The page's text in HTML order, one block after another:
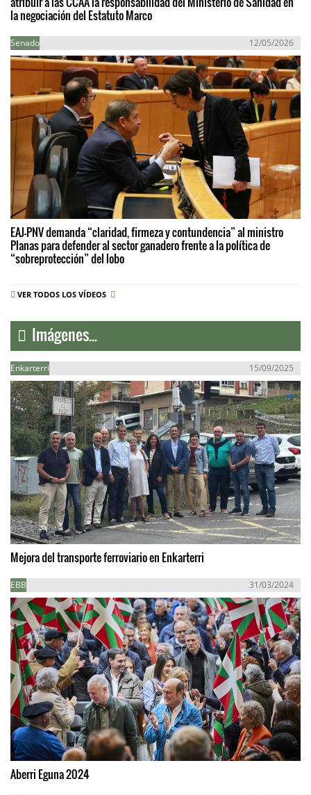
la negociación del Estatuto Marco
Senado 12/05/2026
EAJ-PNV demanda “claridad, firmeza y contundencia” al ministro
Planas para defender al sector ganadero frente a la política de
“sobreprotección” del lobo
VER TODOS LOS VÍDEOS
Imágenes...
Enkarterri 15/09/2025
Mejora del transporte ferroviario en Enkarterri
EBB 31/03/2024
Aberri Eguna 2024